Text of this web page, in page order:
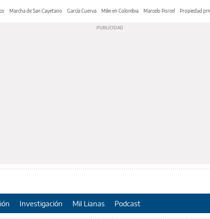
Marcha de San Cayetano García Cuerva Milei en Colombia Marcelo Porcel Propiedad
Investigación Mil Lianas Podcast